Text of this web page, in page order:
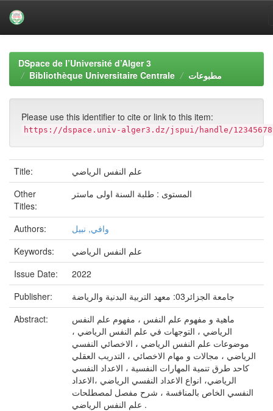
navigationDSpace de l’Université d’Alger 3
Bibliothèque Universitaire Centrale
مطبوعات
Please use this identifier to cite or link to this item:
https://dspace.univ-alger3.dz/jspui/handle/
Title:
علم النفس الرياضي
Other
Titles:
المستوى : طلبة السنة اولى ماستر
Authors:
وافي, نبيل
Keywords:
علم النفس الرياضي
Issue Date:
2022
Publisher:
جامعة الجزائر03: معهد التربية البدنية والرياضة
Abstract:
ماهية و مفهوم علم النفس ، مفهوم علم النفس
الرياضي ، التوجهات في علم النفس الرياضي ،
موضوعات علم النفس الرياضي ، الاخصائي النفسي
الرياضي ، مجالات و مهام الاخصائي ، التدريب العقلي
كاحد طرق تنمية المهارات النفسية ، الاعداد النفسي
الرياضي، انواع الاعداد النفسي الرياضي ،الاعداد
النفسي الخاص بالمنافسة ، شرح مفصل لمصطلحات
علم النفس الرياضي .